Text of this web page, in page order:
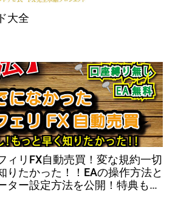
大全
ィリFX自動売買！変な規約一切
りたかった！！EAの操作方法と
ター設定方法を公開！特典も有